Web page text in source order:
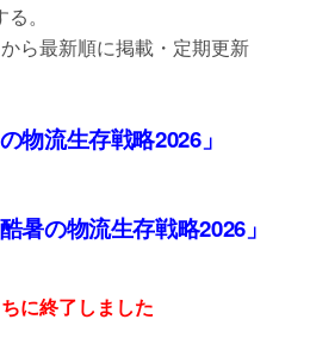
。
ら最新順に掲載・定期更新
物流生存戦略2026」
暑の物流生存戦略2026」
に終了しました